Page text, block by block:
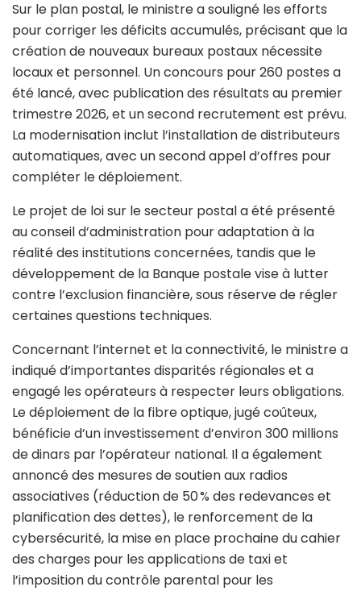
Sur le plan postal, le ministre a souligné les efforts
pour corriger les déficits accumulés, précisant que la
création de nouveaux bureaux postaux nécessite
locaux et personnel. Un concours pour 260 postes a
été lancé, avec publication des résultats au premier
trimestre 2026, et un second recrutement est prévu.
La modernisation inclut l’installation de distributeurs
automatiques, avec un second appel d’offres pour
compléter le déploiement.
Le projet de loi sur le secteur postal a été présenté
au conseil d’administration pour adaptation à la
réalité des institutions concernées, tandis que le
développement de la Banque postale vise à lutter
contre l’exclusion financière, sous réserve de régler
certaines questions techniques.
Concernant l’internet et la connectivité, le ministre a
indiqué d’importantes disparités régionales et a
engagé les opérateurs à respecter leurs obligations.
Le déploiement de la fibre optique, jugé coûteux,
bénéficie d’un investissement d’environ 300 millions
de dinars par l’opérateur national. Il a également
annoncé des mesures de soutien aux radios
associatives (réduction de 50 % des redevances et
planification des dettes), le renforcement de la
cybersécurité, la mise en place prochaine du cahier
des charges pour les applications de taxi et
l’imposition du contrôle parental pour les